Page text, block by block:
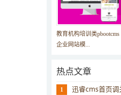
教育机构培训类pbootcms
企业网站模...
热点文章
1 迅睿cms首页调